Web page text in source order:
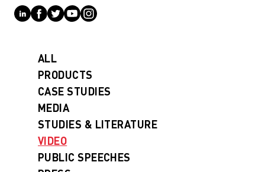
ALL
PRODUCTS
CASE STUDIES
MEDIA
STUDIES & LITERATURE
VIDEO
PUBLIC SPEECHES